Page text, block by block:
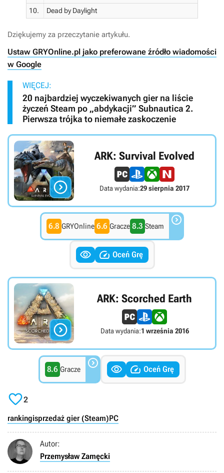
10.
Dead by Daylight
Dziękujemy za przeczytanie artykułu.
Ustaw GRYOnline.pl jako preferowane źródło wiadomości
w Google
WIĘCEJ:
20 najbardziej wyczekiwanych gier na liście
życzeń Steam po „abdykacji” Subnautica 2.
Pierwsza trójka to niemałe zaskoczenie

ARK: Survival Evolved
Data wydania:29 sierpnia 2017
6.8 GRYOnline 6.6 Gracze 8.3 Steam 
  Oceń Grę

ARK: Scorched Earth
Data wydania:1 września 2016
8.6 Gracze    Oceń Grę
2
rankingisprzedaż gier (Steam)PC
Autor:
Przemysław Zamęcki